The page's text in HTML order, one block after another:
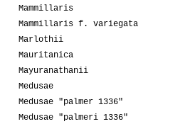
Mammillaris
Mammillaris f. variegata
Marlothii
Mauritanica
Mayuranathanii
Medusae
Medusae "palmer 1336"
Medusae "palmeri 1336"